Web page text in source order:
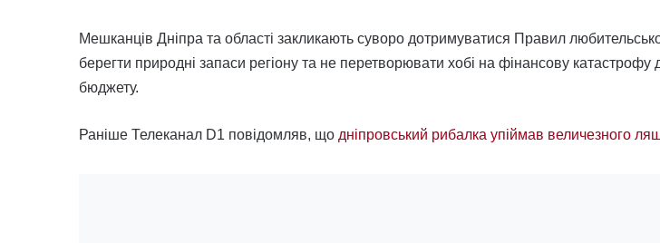
Мешканців Дніпра та області закликають суворо дотримуватися Правил
берегти природні запаси регіону та не перетворювати хобі на фінансову катастрофу
бюджету.
Раніше Телеканал D1 повідомляв, що дніпровський рибалка упіймав величезного